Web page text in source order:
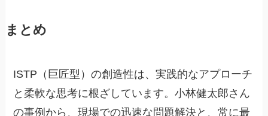
まとめ
ISTP（巨匠型）の創造性は、実践的なアプローチ
と柔軟な思考に根ざしています。小林健太郎さん
の事例から、現場での迅速な問題解決と、常に最